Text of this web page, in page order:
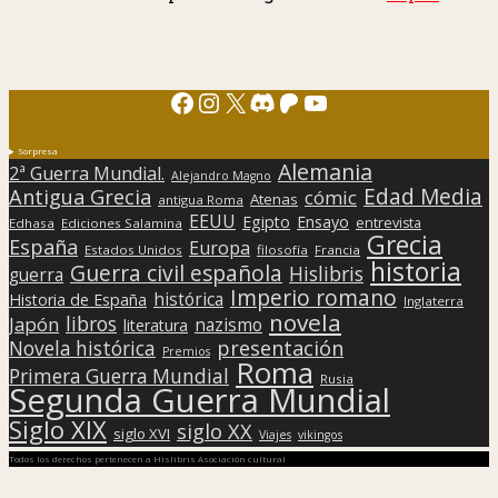
Facebook
Instagram
X Discord
Patreon
YouTube
Sorpresa
2ª Guerra Mundial. Alejandro Magno Alemania
Antigua Grecia antigua Roma Atenas cómic Edad Media
Edhasa Ediciones Salamina EEUU Egipto Ensayo entrevista
España Estados Unidos Europa filosofía Francia Grecia
guerra Guerra civil española Hislibris historia
Historia de España histórica Imperio romano Inglaterra
Japón libros literatura nazismo novela
Novela histórica Premios presentación
Primera Guerra Mundial Roma Rusia
Segunda Guerra Mundial
Siglo XIX siglo XVI siglo XX Viajes vikingos
Todos los derechos pertenecen a Hislibris Asociación cultural